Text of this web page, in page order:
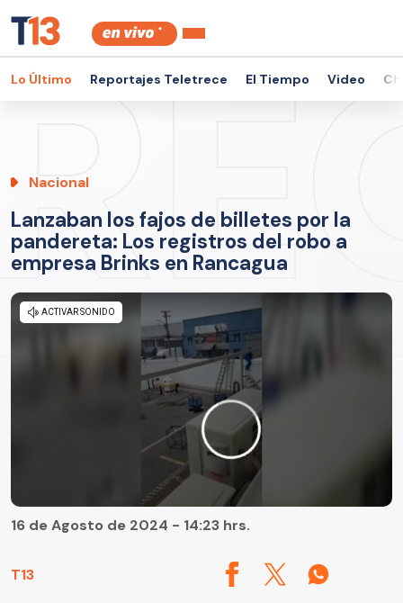
Lo Último Reportajes Teletrece El Tiempo Video
Nacional
Lanzaban los fajos de billetes por la
pandereta: Los registros del robo a
empresa Brinks en Rancagua
T13
16 de Agosto de 2024 - 14:23 hrs.